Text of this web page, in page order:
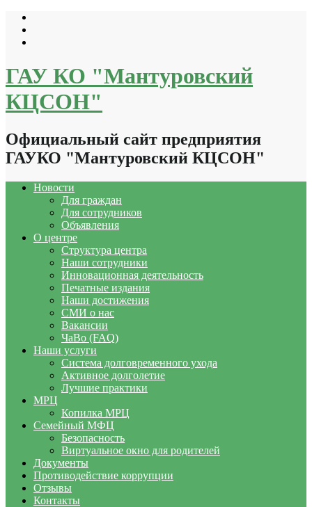
Перейти
содержимому
ГАУ КО "Мантуровский
КЦСОН"
Официальный сайт предприятия
ГАУКО "Мантуровский КЦСОН"
Новости
Для граждан
Для сотрудников
Объявления
О центре
Структура центра
Наши сотрудники
Инновационная деятельность
Печатные издания
Наши достижения
СМИ о нас
Вакансии
ЧаВо (FAQ)
Наши услуги
Система долговременного ухода
Активное долголетие
Лучшие практики
МРЦ
Копилка МРЦ
Семейный МФЦ
Безопасность
Виртуальное окно для родителей
Документы
Противодействие коррупции
Отзывы
Контакты